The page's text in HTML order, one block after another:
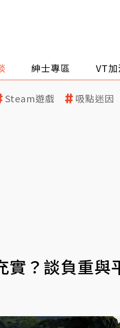
紳士專區 VT
Steam遊戲 吸點迷因
實？談負重與